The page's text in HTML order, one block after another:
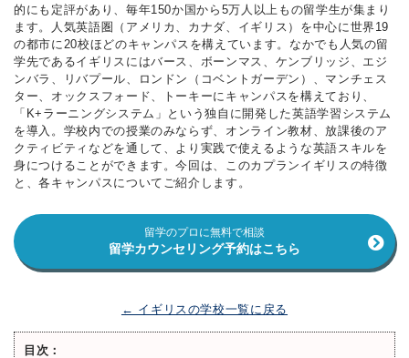
的にも定評があり、毎年150か国から5万人以上もの留学生が集まり
ます。人気英語圏（アメリカ、カナダ、イギリス）を中心に世界19
の都市に20校ほどのキャンパスを構えています。なかでも人気の留
学先であるイギリスにはバース、ボーンマス、ケンブリッジ、エジ
ンバラ、リバプール、ロンドン（コベントガーデン）、マンチェス
ター、オックスフォード、トーキーにキャンパスを構えており、
「K+ラーニングシステム」という独自に開発した英語学習システム
を導入。学校内での授業のみならず、オンライン教材、放課後のア
クティビティなどを通して、より実践で使えるような英語スキルを
身につけることができます。今回は、このカプランイギリスの特徴
と、各キャンパスについてご紹介します。
留学のプロに無料で相談
留学カウンセリング予約はこちら
← イギリスの学校一覧に戻る
目次：